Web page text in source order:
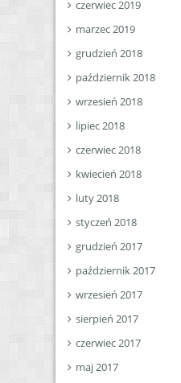
czerwiec 2019
marzec 2019
grudzień 2018
październik 2018
wrzesień 2018
lipiec 2018
czerwiec 2018
kwiecień 2018
luty 2018
styczeń 2018
grudzień 2017
październik 2017
wrzesień 2017
sierpień 2017
czerwiec 2017
maj 2017